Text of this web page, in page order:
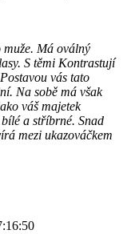
muže. Má oválný
S těmi Kontrastují
vás tato
Na sobě má však
váš majetek
a stříbrné. Snad
mezi ukazováčkem